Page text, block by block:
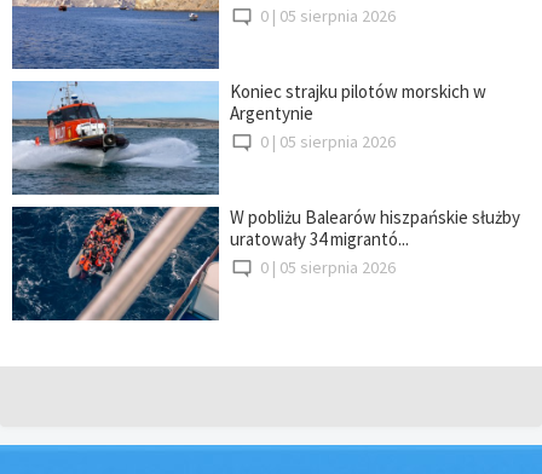
0 | 05 sierpnia 2026
Koniec strajku pilotów morskich w
Argentynie
0 | 05 sierpnia 2026
W pobliżu Balearów hiszpańskie służby
uratowały 34 migrantó...
0 | 05 sierpnia 2026